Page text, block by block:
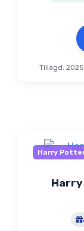
Tillagd:
Harry